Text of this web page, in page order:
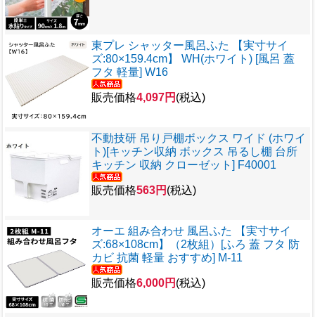
東プレ シャッター風呂ふた 【実寸サイ
ズ:80×159.4cm】 WH(ホワイト) [風呂 蓋
フタ 軽量] W16
販売価格4,097円 (税込)
不動技研 吊り戸棚ボックス ワイド (ホワイ
ト)[キッチン収納 ボックス 吊るし棚 台所
キッチン 収納 クローゼット] F40001
販売価格563円 (税込)
オーエ 組み合わせ 風呂ふた 【実寸サイ
ズ:68×108cm】（2枚組）[ふろ 蓋 フタ 防
カビ 抗菌 軽量 おすすめ] M-11
販売価格6,000円 (税込)